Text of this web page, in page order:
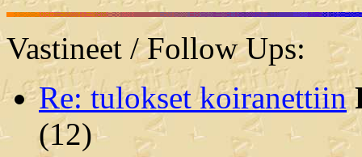
Vastineet / Follow Ups:
Re: tulokset koiranettiin
(12)